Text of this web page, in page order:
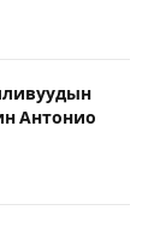
Антонио